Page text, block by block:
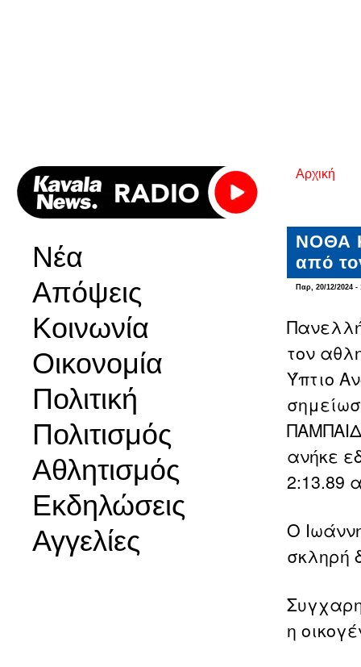
Νέα
Απόψεις
Κοινωνία
Οικονομία
Πολιτική
Πολιτισμός
Αθλητισμός
Εκδηλώσεις
Αγγελίες
Είστε
Αρχική
ΝΟΘΑ
από
Παρ, 20/12/2024 -
τον
Ύπτιο
ανήκε
2:13.89
Ο
σκληρή
η